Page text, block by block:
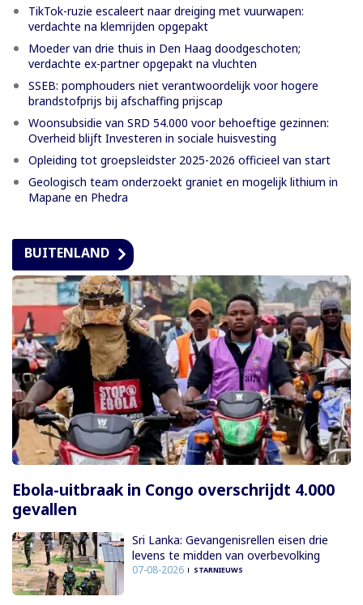
TikTok-ruzie escaleert naar dreiging met vuurwapen:
verdachte na klemrijden opgepakt
Moeder van drie thuis in Den Haag doodgeschoten;
verdachte ex-partner opgepakt na vluchten
SSEB: pomphouders niet verantwoordelijk voor hogere
brandstofprijs bij afschaffing prijscap
Woonsubsidie van SRD 54.000 voor behoeftige gezinnen:
Overheid blijft Investeren in sociale huisvesting
Opleiding tot groepsleidster 2025-2026 officieel van start
Geologisch team onderzoekt graniet en mogelijk lithium in
Mapane en Phedra
BUITENLAND
Ebola-uitbraak in Congo overschrijdt 4.000
gevallen
Sri Lanka: Gevangenisrellen eisen drie
levens te midden van overbevolking
07-08-2026 STARNIEUWS